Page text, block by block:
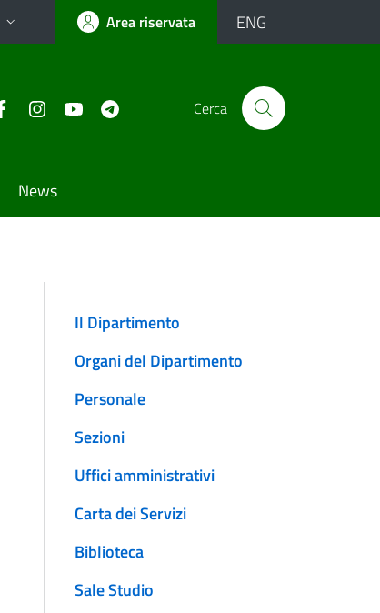
Area riservata ENG
Cerca
News
Il Dipartimento
Organi del Dipartimento
Personale
Sezioni
Uffici amministrativi
Carta dei Servizi
Biblioteca
Sale Studio